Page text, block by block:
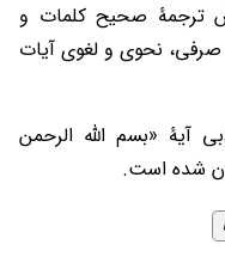
ترجمۀ صحیح کلمات و
صرفی، نحوی و لغوی آیات
آیۀ «بسم الله الرحمن
شده است.